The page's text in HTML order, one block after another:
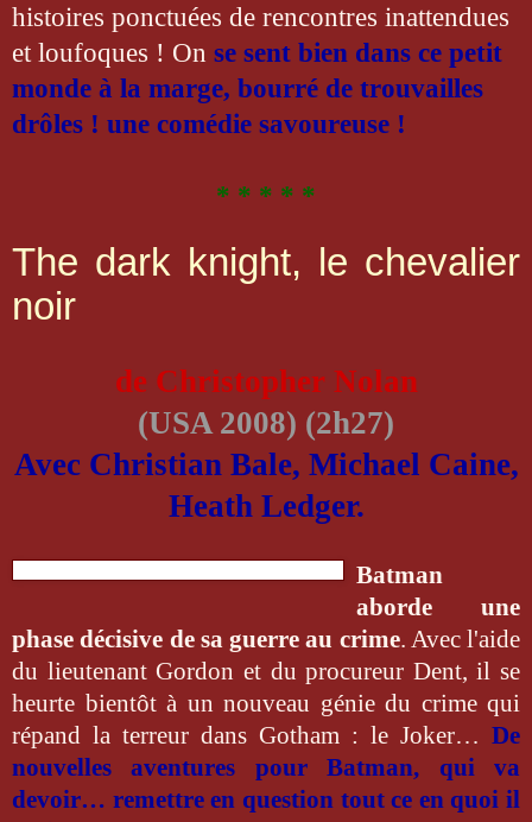
histoires ponctuées de rencontres inattendues
et loufoques ! On se sent bien dans ce petit
monde à la marge, bourré de trouvailles
drôles ! une comédie savoureuse !
* * * * *
The dark knight, le chevalier
noir
de Christopher Nolan
(USA 2008) (2h27)
Avec Christian Bale, Michael Caine,
Heath Ledger.
Batman
aborde une
phase décisive de sa guerre au crime. Avec l'aide
du lieutenant Gordon et du procureur Dent, il se
heurte bientôt à un nouveau génie du crime qui
répand la terreur dans Gotham : le Joker… De
nouvelles aventures pour Batman, qui va
devoir… remettre en question tout ce en quoi il